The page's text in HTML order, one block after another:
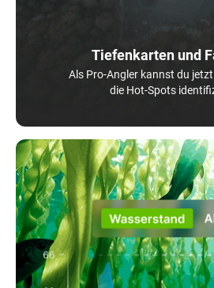
Tiefenkarten und
Als Pro-Angler kannst du
die Hot-Spots